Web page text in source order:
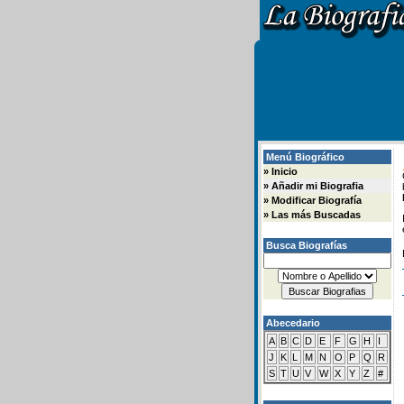
Menú Biográfico
» Inicio
» Añadir mi Biografia
» Modificar Biografía
» Las más Buscadas
Busca Biografías
Abecedario
A B C D E F G H
I
J
K L M N O P Q
R
S T U V W X Y Z #